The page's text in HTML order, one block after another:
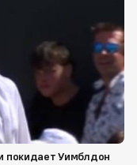
покидает Уимблдон